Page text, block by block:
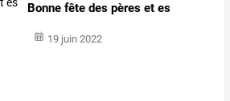
Bonne fête des pères et es
19 juin 2022